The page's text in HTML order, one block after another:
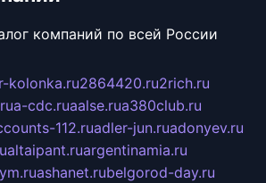
компаний по всей России
kolonka.ru2864420.ru2rich.ru
a-cdc.ruaalse.rua380club.ru
112.ruadler-jun.ruadonyev.ru
altaipant.ruargentinamia.ru
ashanet.rubelgorod-day.ru